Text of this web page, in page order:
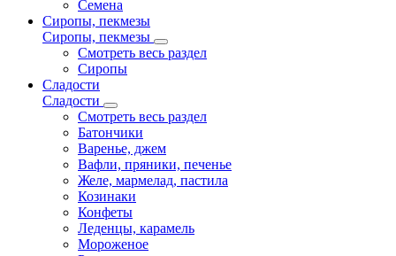
Семена
Сиропы, пекмезы
Сиропы, пекмезы
Смотреть весь раздел
Сиропы
Сладости
Сладости
Смотреть весь раздел
Батончики
Варенье, джем
Вафли, пряники, печенье
Желе, мармелад, пастила
Козинаки
Конфеты
Леденцы, карамель
Мороженое